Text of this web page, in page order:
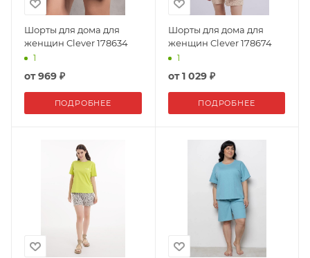
Шорты для дома для
женщин Clever 178634
1
от969 ₽
ПОДРОБНЕЕ
Шорты для дома для
женщин Clever 178674
1
от1 029 ₽
ПОДРОБНЕЕ